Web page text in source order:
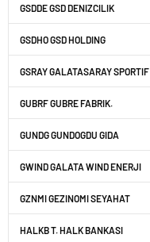
GSDDE GSD DENIZCILIK
GSDHO GSD HOLDING
GSRAY GALATASARAY SPORTIF
GUBRF GUBRE FABRIK.
GUNDG GUNDOGDU GIDA
GWIND GALATA WIND ENERJI
GZNMI GEZINOMI SEYAHAT
HALKB T. HALK BANKASI